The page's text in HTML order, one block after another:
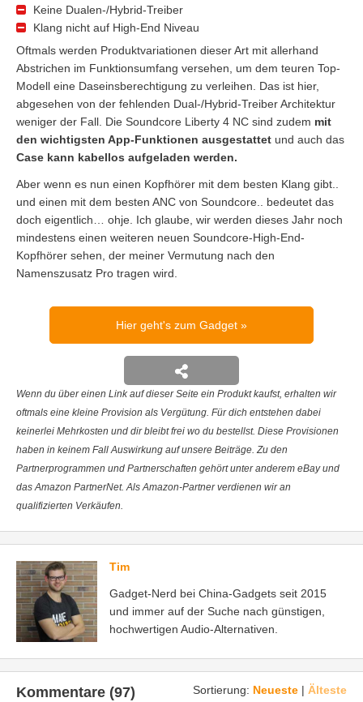
Keine Dualen-/Hybrid-Treiber
Klang nicht auf High-End Niveau
Oftmals werden Produktvariationen dieser Art mit allerhand
Abstrichen im Funktionsumfang versehen, um dem teuren Top-
Modell eine Daseinsberechtigung zu verleihen. Das ist hier,
abgesehen von der fehlenden Dual-/Hybrid-Treiber Architektur
weniger der Fall. Die Soundcore Liberty 4 NC sind zudem mit
den wichtigsten App-Funktionen ausgestattet und auch das
Case kann kabellos aufgeladen werden.
Aber wenn es nun einen Kopfhörer mit dem besten Klang gibt..
und einen mit dem besten ANC von Soundcore.. bedeutet das
doch eigentlich… ohje. Ich glaube, wir werden dieses Jahr noch
mindestens einen weiteren neuen Soundcore-High-End-
Kopfhörer sehen, der meiner Vermutung nach den
Namenszusatz Pro tragen wird.
Hier geht's zum Gadget
Wenn du über einen Link auf dieser Seite ein Produkt kaufst, erhalten wir
oftmals eine kleine Provision als Vergütung. Für dich entstehen dabei
keinerlei Mehrkosten und dir bleibt frei wo du bestellst. Diese Provisionen
haben in keinem Fall Auswirkung auf unsere Beiträge. Zu den
Partnerprogrammen und Partnerschaften gehört unter anderem eBay und
das Amazon PartnerNet. Als Amazon-Partner verdienen wir an
qualifizierten Verkäufen.
Tim
Gadget-Nerd bei China-Gadgets seit 2015
und immer auf der Suche nach günstigen,
hochwertigen Audio-Alternativen.
Sortierung: Neueste | Älteste
Kommentare (97)